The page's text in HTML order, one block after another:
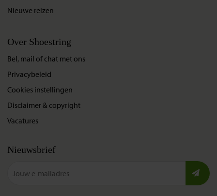
Nieuwe reizen
Over Shoestring
Bel, mail of chat met ons
Privacybeleid
Cookies instellingen
Disclaimer & copyright
Vacatures
Nieuwsbrief